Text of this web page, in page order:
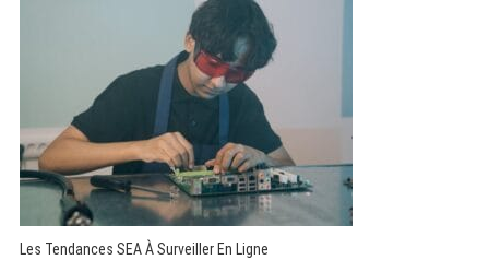
Les Tendances SEA À Surveiller En Ligne